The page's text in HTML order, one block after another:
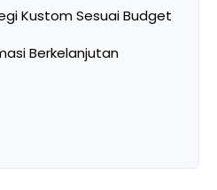
Kustom Sesuai Budget
Berkelanjutan